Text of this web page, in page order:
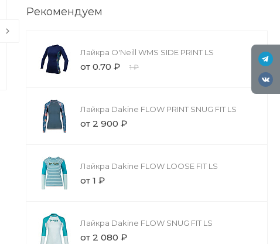
Рекомендуем
Лайкра O'Neill WMS SIDE PRINT LS
от 0.70 ₽ 1 ₽
Лайкра Dakine FLOW PRINT SNUG FIT LS
от 2 900 ₽
Лайкра Dakine FLOW LOOSE FIT LS
от 1 ₽
Лайкра Dakine FLOW SNUG FIT LS
от 2 080 ₽